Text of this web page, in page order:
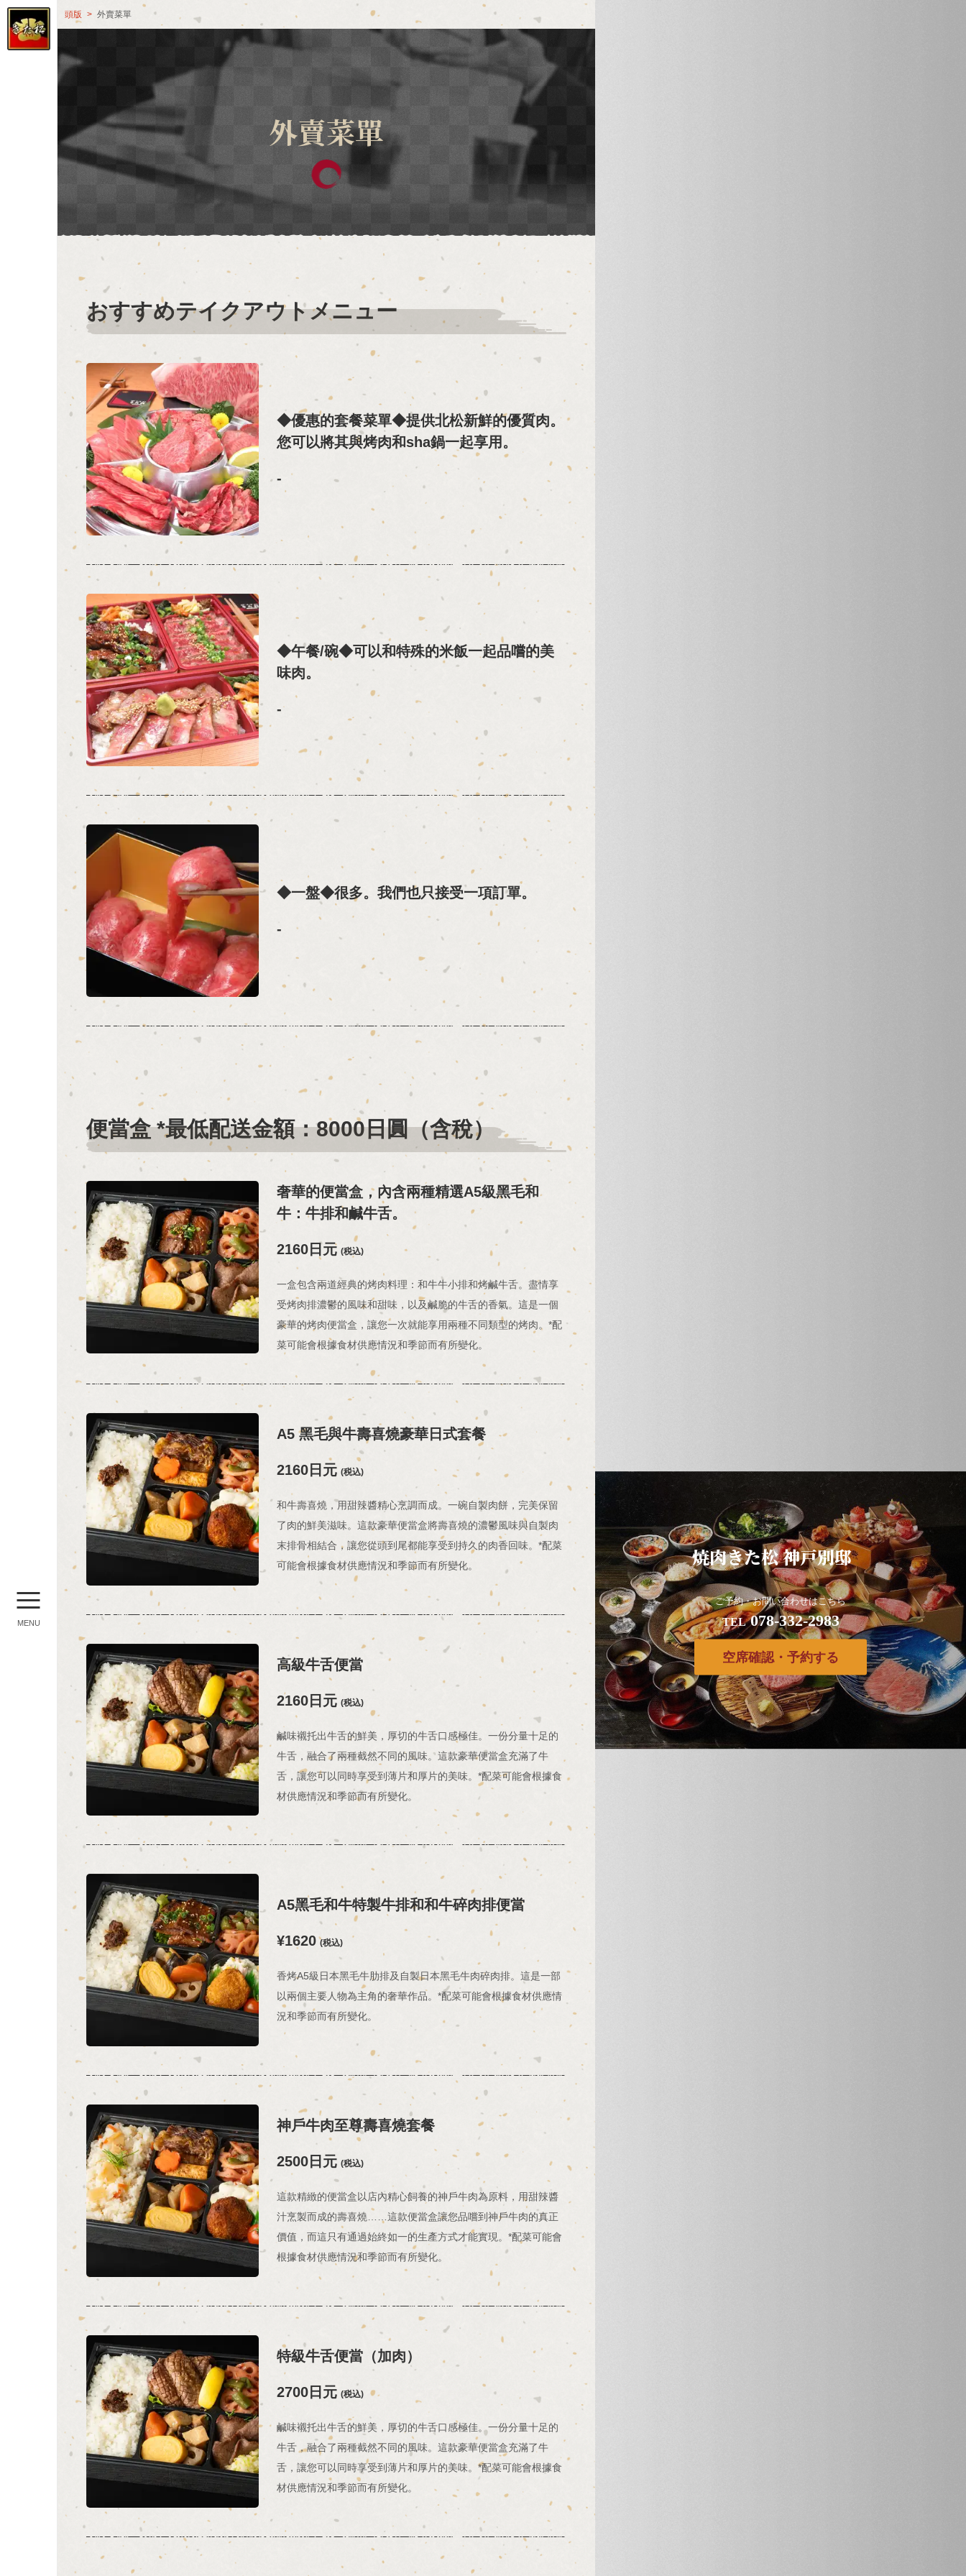
MENU
焼肉きた松 神戸別邸
ご予約・お問い合わせはこちら
TEL078-332-2983
空席確認・予約する
頭版 外賣菜單
外賣菜單
おすすめテイクアウトメニュー
◆優惠的套餐菜單◆提供北松新鮮的優質肉。
您可以將其與烤肉和sha鍋一起享用。
-
◆午餐/碗◆可以和特殊的米飯一起品嚐的美
味肉。
-
◆一盤◆很多。我們也只接受一項訂單。
-
便當盒 *最低配送金額：8000日圓（含稅）
奢華的便當盒，內含兩種精選A5級黑毛和
牛：牛排和鹹牛舌。
2160日元 (税込)
一盒包含兩道經典的烤肉料理：和牛牛小排和烤鹹牛舌。盡情享
受烤肉排濃鬱的風味和甜味，以及鹹脆的牛舌的香氣。這是一個
豪華的烤肉便當盒，讓您一次就能享用兩種不同類型的烤肉。*配
菜可能會根據食材供應情況和季節而有所變化。
A5 黑毛與牛壽喜燒豪華日式套餐
2160日元 (税込)
和牛壽喜燒，用甜辣醬精心烹調而成。一碗自製肉餅，完美保留
了肉的鮮美滋味。這款豪華便當盒將壽喜燒的濃鬱風味與自製肉
末排骨相結合，讓您從頭到尾都能享受到持久的肉香回味。*配菜
可能會根據食材供應情況和季節而有所變化。
高級牛舌便當
2160日元 (税込)
鹹味襯托出牛舌的鮮美，厚切的牛舌口感極佳。一份分量十足的
牛舌，融合了兩種截然不同的風味。這款豪華便當盒充滿了牛
舌，讓您可以同時享受到薄片和厚片的美味。*配菜可能會根據食
材供應情況和季節而有所變化。
A5黑毛和牛特製牛排和和牛碎肉排便當
¥1620 (税込)
香烤A5級日本黑毛牛肋排及自製日本黑毛牛肉碎肉排。這是一部
以兩個主要人物為主角的奢華作品。*配菜可能會根據食材供應情
況和季節而有所變化。
神戶牛肉至尊壽喜燒套餐
2500日元 (税込)
這款精緻的便當盒以店內精心飼養的神戶牛肉為原料，用甜辣醬
汁烹製而成的壽喜燒……這款便當盒讓您品嚐到神戶牛肉的真正
價值，而這只有通過始終如一的生產方式才能實現。*配菜可能會
根據食材供應情況和季節而有所變化。
特級牛舌便當（加肉）
2700日元 (税込)
鹹味襯托出牛舌的鮮美，厚切的牛舌口感極佳。一份分量十足的
牛舌，融合了兩種截然不同的風味。這款豪華便當盒充滿了牛
舌，讓您可以同時享受到薄片和厚片的美味。*配菜可能會根據食
材供應情況和季節而有所變化。